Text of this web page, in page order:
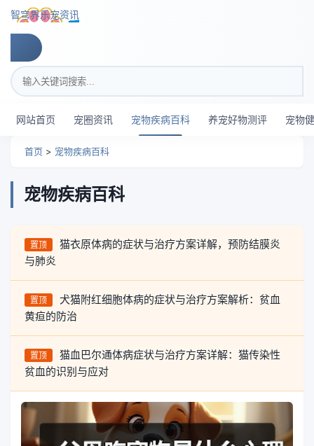
跳转到主要内容
智穹界乐宠资讯
搜索关键词
网站首页 宠圈资讯 宠物疾病百科 养宠好物测评 宠物
首页 > 宠物疾病百科
宠物疾病百科
置顶
猫衣原体病的症状与治疗方案详解，预防结膜炎
与肺炎
置顶
犬猫附红细胞体病的症状与治疗方案解析：贫血
黄疸的防治
置顶
猫血巴尔通体病症状与治疗方案详解：猫传染性
贫血的识别与应对